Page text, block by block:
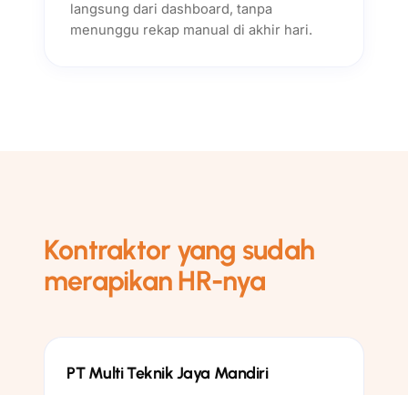
langsung dari dashboard, tanpa
menunggu rekap manual di akhir hari.
Kontraktor yang sudah
merapikan HR-nya
Konstruksi & Teknik
PT Multi Teknik Jaya Mandiri